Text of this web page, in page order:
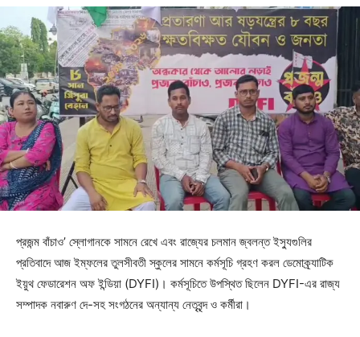
প্রজন্ম বাঁচাও’ স্লোগানকে সামনে রেখে এবং রাজ্যের চলমান জ্বলন্ত ইস্যুগুলির
প্রতিবাদে আজ ইম্ফলের তুলসীবতী স্কুলের সামনে কর্মসূচি গ্রহণ করল ডেমোক্র্যাটিক
ইয়ুথ ফেডারেশন অফ ইন্ডিয়া (DYFI)। কর্মসূচিতে উপস্থিত ছিলেন DYFI-এর রাজ্য
সম্পাদক নবারুণ দে-সহ সংগঠনের অন্যান্য নেতৃবৃন্দ ও কর্মীরা।